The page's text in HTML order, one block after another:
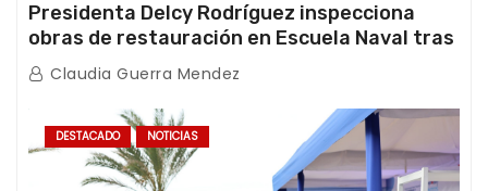
Presidenta Delcy Rodríguez inspecciona
obras de restauración en Escuela Naval tras
afectaciones sísmicas en La Guaira
Claudia Guerra Mendez
DESTACADO NOTICIAS